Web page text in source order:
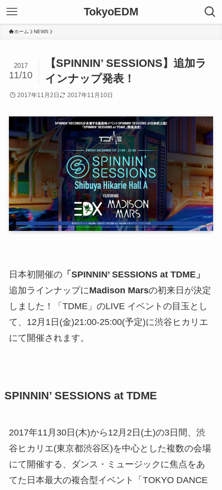
TokyoEDM
ホーム NEWS
【SPINNIN’ SESSIONS】追加ラ
インナップ発表！
2017
11/10
2017年11月2日 2017年11月10日
日本初開催の「SPINNIN’ SESSIONS at TDME」
追加ラインナップにMadison Marsの初来日が決定
しました！「TDME」のLIVE イベントの目玉とし
て、12月1日(金)21:00-25:00(予定)に渋谷ヒカリエ
にて開催されます。
SPINNIN’ SESSIONS at TDME
2017年11月30日(木)から12月2日(土)の3日間、渋
谷ヒカリエ(東京都渋谷区)を中心とした複数の会場
にて開催する、ダンス・ミュージックに焦点をあ
てた日本最大の複合型イベント「TOKYO DANCE